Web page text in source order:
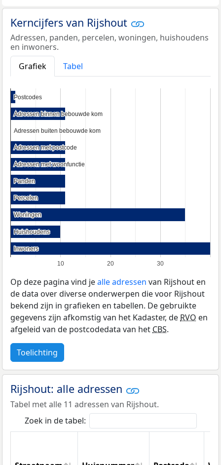
Kerncijfers van Rijshout
Adressen, panden, percelen, woningen, huishoudens
en inwoners.
Grafiek
Tabel
10 20 30
Postcodes
Postcodes
Adressen binnen bebouwde kom
Adressen binnen bebouwde kom
Adressen buiten bebouwde kom
Adressen buiten bebouwde kom
Adressen met postcode
Adressen met postcode
Adressen met woonfunctie
Adressen met woonfunctie
Panden
Panden
Percelen
Percelen
Woningen
Woningen
Huishoudens
Huishoudens
Inwoners
Inwoners
Op deze pagina vind jealle adressen van Rijshout en
de data over diverse onderwerpen die voor Rijshout
bekend zijn in grafieken en tabellen. De gebruikte
gegevens zijn afkomstig van het Kadaster, deRVO en
afgeleid van de postcodedata van hetCBS.
Toelichting
Rijshout: alle adressen
Tabel met alle 11 adressen van Rijshout.
Zoek in de tabel: